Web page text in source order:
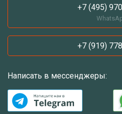
+7 (495)
+7 (919)
Написать в мессенджеры: